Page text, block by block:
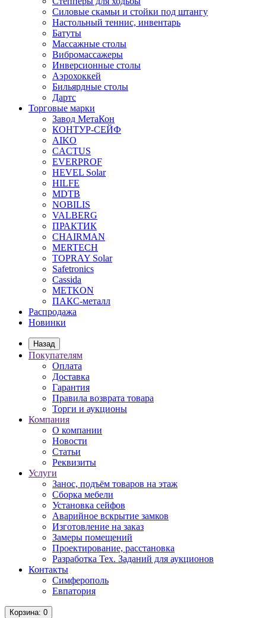
Силовые скамьи и стойки под штангу
Настольный теннис, инвентарь
Батуты
Массажные столы
Вибромассажеры
Инверсионные столы
Аэрохоккей
Бильярдные столы
Дартс
Торговые марки
Завод МетаКон
КОНТУР-СЕЙФ
AIKO
CACTUS
EVERPROF
HEVEL Solar
HILFE
MDTB
NOBILIS
VALBERG
ПРАКТИК
CHAIRMAN
MERTECH
TOPRAY Solar
Safetronics
Cassida
METKON
ПАКС-металл
Распродажа
Новинки
Назад
Покупателям
Оплата
Доставка
Гарантия
Правила возврата товара
Торги и аукционы
Компания
О компании
Новости
Статьи
Реквизиты
Услуги
Занос, подъём товаров на этаж
Сборка мебели
Установка сейфов
Аварийное вскрытие замков
Изготовление на заказ
Замеры помещений
Проектирование, расстановка
Разработка Тех. Заданий для аукционов
Контакты
Симферополь
Евпатория
Корзина: 0